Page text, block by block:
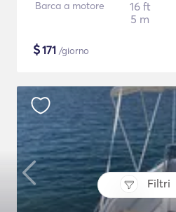
Filtri
Barca a motore
16 ft
5 m
$171 /giorno